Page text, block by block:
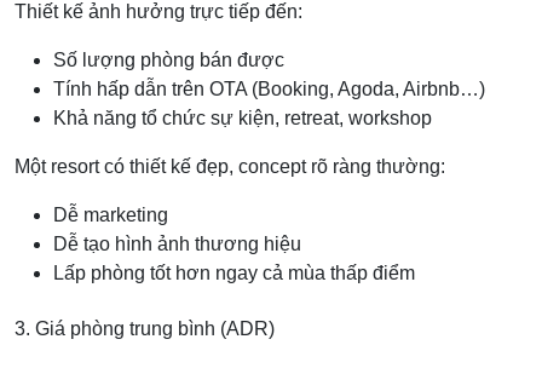
Thiết kế ảnh hưởng trực tiếp đến:
Số lượng phòng bán được
Tính hấp dẫn trên OTA (Booking, Agoda, Airbnb…)
Khả năng tổ chức sự kiện, retreat, workshop
Một resort có thiết kế đẹp, concept rõ ràng thường:
Dễ marketing
Dễ tạo hình ảnh thương hiệu
Lấp phòng tốt hơn ngay cả mùa thấp điểm
3. Giá phòng trung bình (ADR)